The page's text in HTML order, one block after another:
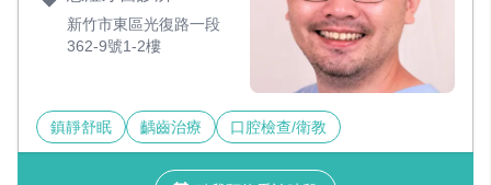
新竹市東區光復路一段
362-9號1-2樓
鎮靜舒眠 齲齒治療 口腔檢查/衛教